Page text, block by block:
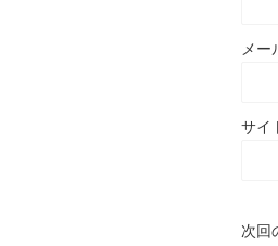
メー
サイ
次回